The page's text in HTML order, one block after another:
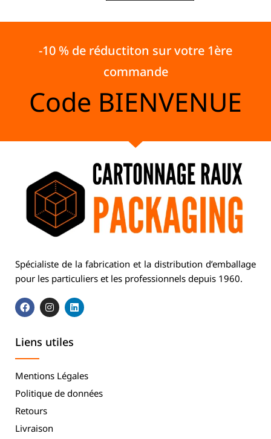
-10 % de réductiton sur votre 1ère
commande
Code BIENVENUE
Spécialiste de la fabrication et la distribution d’emballage
pour les particuliers et les professionnels depuis 1960.
Liens utiles
Mentions Légales
Politique de données
Retours
Livraison